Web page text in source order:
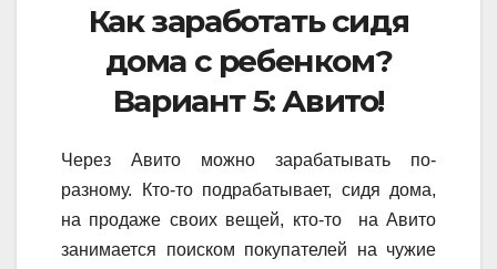
Как заработать сидя
дома с ребенком?
Вариант 5: Авито!
Через Авито можно зарабатывать по-
разному. Кто-то подрабатывает, сидя дома,
на продаже своих вещей, кто-то на Авито
занимается поиском покупателей на чужие